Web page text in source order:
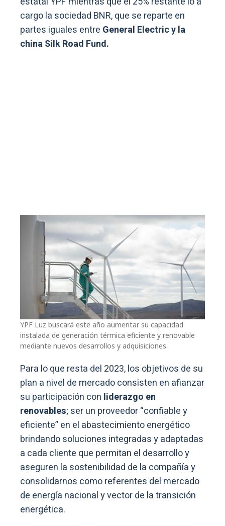
cargo la sociedad BNR, que se reparte en
partes iguales entre General Electric y la
china Silk Road Fund.
YPF Luz buscará este año aumentar su capacidad
instalada de generación térmica eficiente y renovable
mediante nuevos desarrollos y adquisiciones.
Para lo que resta del 2023, los objetivos de su
plan a nivel de mercado consisten en afianzar
su participación con liderazgo en
renovables; ser un proveedor “confiable y
eficiente” en el abastecimiento energético
brindando soluciones integradas y adaptadas
a cada cliente que permitan el desarrollo y
aseguren la sostenibilidad de la compañía y
consolidarnos como referentes del mercado
de energía nacional y vector de la transición
energética.